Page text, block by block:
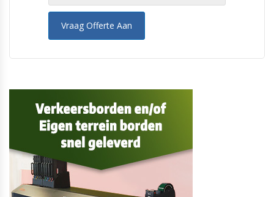
Vraag Offerte Aan